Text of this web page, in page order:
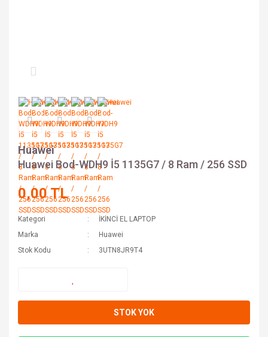
Huawei
Huawei Bod-WDH9 İ5 1135G7 / 8 Ram / 256 SSD
0,00 TL
Kategori
İKİNCİ EL LAPTOP
Marka
Huawei
Stok Kodu
3UTN8JR9T4
STOK YOK